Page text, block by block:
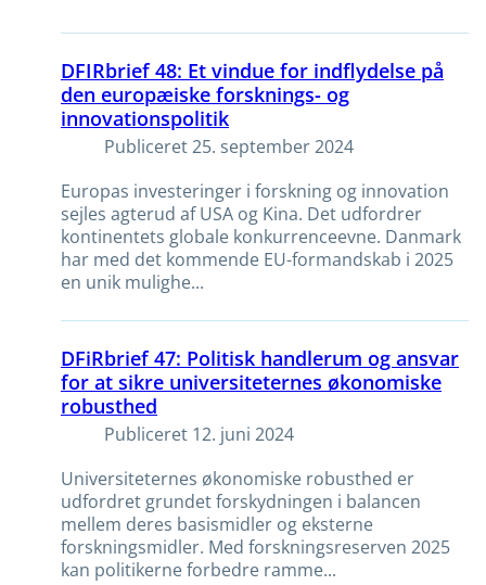
DFIRbrief 48: Et vindue for indflydelse på
den europæiske forsknings- og
innovationspolitik
Publiceret25. september 2024
Europas investeringer i forskning og innovation
sejles agterud af USA og Kina. Det udfordrer
kontinentets globale konkurrenceevne. Danmark
har med det kommende EU-formandskab i 2025
en unik mulighe...
DFiRbrief 47: Politisk handlerum og ansvar
for at sikre universiteternes økonomiske
robusthed
Publiceret 12. juni 2024
Universiteternes økonomiske robusthed er
udfordret grundet forskydningen i balancen
mellem deres basismidler og eksterne
forskningsmidler. Med forskningsreserven 2025
kan politikerne forbedre ramme...